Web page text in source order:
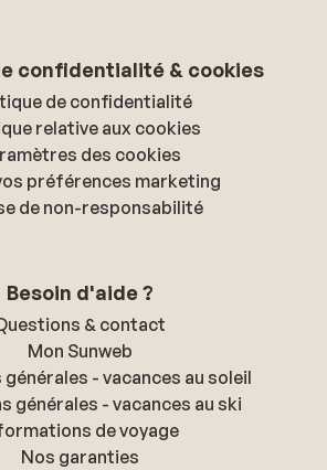
confidentialité & cookies
de confidentialité
relative aux cookies
des cookies
préférences marketing
de non-responsabilité
Besoin d'aide ?
& contact
Mon Sunweb
- vacances au soleil
générales - vacances au ski
de voyage
Nos garanties